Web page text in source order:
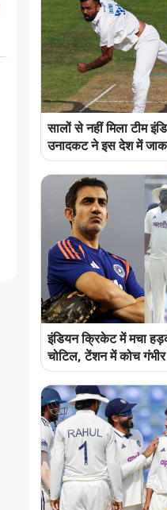
सालों से नहीं मिला टीम
उनादकट ने इस देश में
इंडियन क्रिकेट में मचा
चोटिल, टेंशन में कोच गंभीर